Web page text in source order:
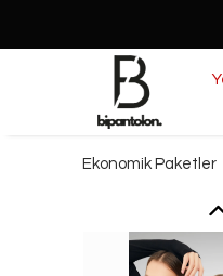
Ekonomik Paketler